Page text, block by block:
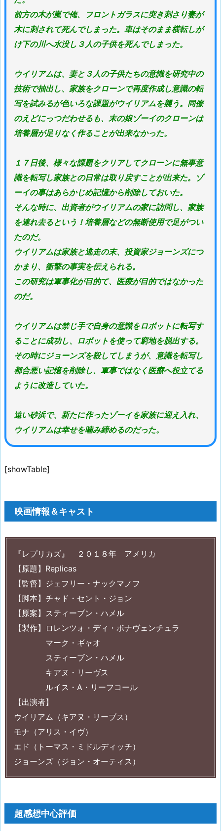
前方の木が嵐で俺、フロントガラスに突き刺さり妻が
木に刺されて死んでしまった。車はそのまま横転しが
け下の川へ水没し３人の子供を死んでしまった。
ウイリアムは、妻と３人の子供たちの意識を研究中の
技術で抽出し、家族をクローンで再度作成し意識の転
写を試みるが色いろな課題がウイリアムを襲う。同僚
のえどにっつだわせるも、末の娘ゾーイのクローンは
培養層が足りなく作ることが出来なかった。
１７日後、様々な課題をクリアしてクローンに無事意
識を転写し家族との日常は取り戻すことが出来た。ゾ
ーイの事はあらかじめ記憶から削除しておいた。
そんな時に、出資者がウイリアムの家に訪問し、家族
を連れ去るという！培養層などの無断使用で足がつい
たのだ。
ウイリアムは家族と逃走の末、投資家ジョーンズにつ
かまり、衝撃の事実を伝えられる。
この研究は軍事化が目的て、医療が目的ではなかった
のだ。
ウイリアムは禁じ手で自身の意識をロボットに転写す
ることに成功し、ロボットを使って窮地を脱出する。
その時にジョーンズを殺してしまうが、意識を転写し
都合悪い記憶を削除し、軍事ではなく医療へ役立てる
ように改造していた。
遠い砂浜で、新たに作ったゾーイを家族に迎え入れ、
ウイリアムは幸せを噛み締めるのだった。
[showTable]
映画情報＆キャスト
『レプリカズ』 ２０１８年 アメリカ
【原題】Replicas
【監督】ジェフリー・ナックマノフ
【脚本】チャド・セント・ジョン
【原案】スティーブン・ハメル
【製作】ロレンツォ・ディ・ボナヴェンチュラ
マーク・ギャオ
スティーブン・ハメル
キアヌ・リーヴス
ルイス・A・リーフコール
【出演者】
ウイリアム（キアヌ・リーブス）
モナ（アリス・イヴ）
エド（トーマス・ミドルディッチ）
ジョーンズ（ジョン・オーティス）
超感想中心評価